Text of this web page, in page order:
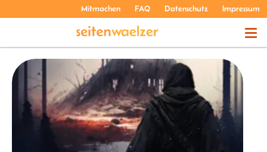
Mitmachen FAQ Datenschutz Impressum
THEMEN
PODCASTS
ÜBER UNS